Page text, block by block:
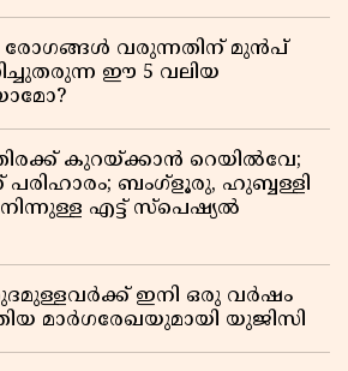
വരുന്നതിന് മുൻപ്
ഈ 5 വലിയ
കുറയ്ക്കാൻ റെയിൽവേ;
പരിഹാരം; ബംഗ്ളൂരു, ഹുബ്ബള്ളി
നിന്നുള്ള എട്ട് സ്പെഷ്യൽ
ഇനി ഒരു വർഷം
മാർഗരേഖയുമായി യുജിസി